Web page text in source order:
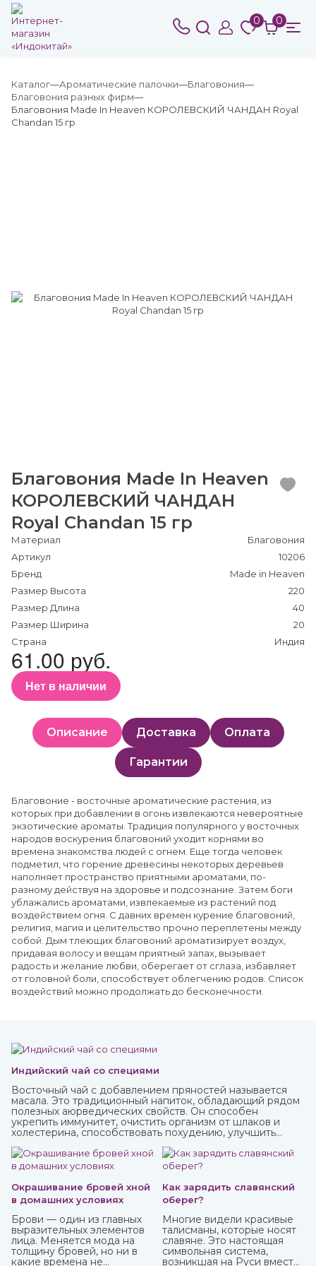
0 0
Каталог Ароматические палочки
Благовония
Благовония разных фирм
Благовония Made In Heaven КОРОЛЕВСКИЙ ЧАНДАН Royal
Chandan 15 гр
Благовония Made In Heaven
КОРОЛЕВСКИЙ ЧАНДАН
Royal Chandan 15 гр
Материал
Благовония
Артикул
10206
Бренд
Made in Heaven
Размер Высота
220
Размер Длина
40
Размер Ширина
20
Страна
Индия
61.00 руб.
Нет в наличии
Описание Доставка Оплата
Гарантии
Благовоние - восточные ароматические растения, из
которых при добавлении в огонь извлекаются невероятные
экзотические ароматы. Традиция популярного у восточных
народов воскурения благовоний уходит корнями во
времена знакомства людей с огнем. Еще тогда человек
подметил, что горение древесины некоторых деревьев
наполняет пространство приятными ароматами, по-
разному действуя на здоровье и подсознание. Затем боги
ублажались ароматами, извлекаемые из растений под
воздействием огня. С давних времен курение благовоний,
религия, магия и целительство прочно переплетены между
собой. Дым тлеющих благовоний ароматизирует воздух,
придавая волосу и вещам приятный запах, вызывает
радость и желание любви, оберегает от сглаза, избавляет
от головной боли, способствует облегчению родов. Список
воздействий можно продолжать до бесконечности.
Индийский чай со специями
Восточный чай с добавлением пряностей называется
масала. Это традиционный напиток, обладающий рядом
полезных аюрведических свойств. Он способен
укрепить иммунитет, очистить организм от шлаков и
холестерина, способствовать похудению, улучшить
Окрашивание бровей хной
в домашних условиях
Брови — один из главных
выразительных элементов
лица. Меняется мода на
толщину бровей, но ни в
какие времена не
Как зарядить славянский
оберег?
Многие видели красивые
талисманы, которые носят
славяне. Это настоящая
символьная система,
возникшая на Руси вместе